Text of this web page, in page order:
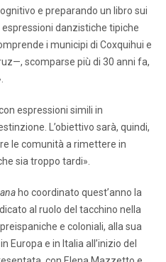
e preparando un libro sui
danzistiche tipiche
i municipi di Coxquihui e
scomparse più di 30 anni fa,
espressioni simili in
L’obiettivo sarà, quindi,
le comunità a rimettere in
sia troppo tardi».
ho coordinato quest’anno la
al ruolo del tacchino nella
e coloniali, alla sua
Europa e in Italia all’inizio del